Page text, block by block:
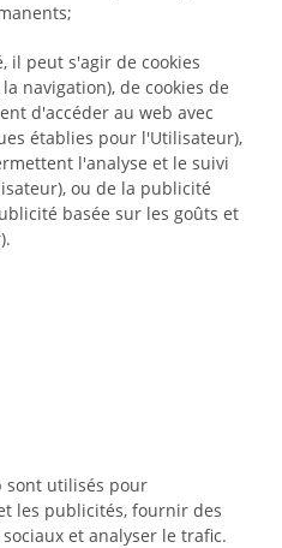
il peut s'agir de cookies
navigation), de cookies de
d'accéder au web avec
établies pour l'Utilisateur),
l'analyse et le suivi
ou de la publicité
basée sur les goûts et
sont utilisés pour
les publicités, fournir des
et analyser le trafic.